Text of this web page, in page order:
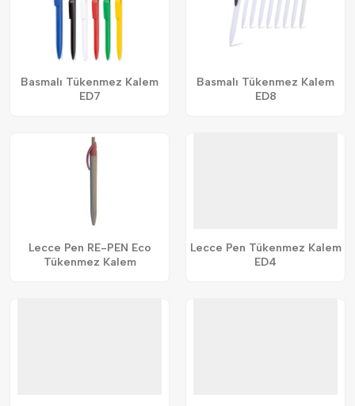
Basmalı Tükenmez Kalem
ED7
Basmalı Tükenmez Kalem
ED8
Lecce Pen RE-PEN Eco
Tükenmez Kalem
Lecce Pen Tükenmez Kalem
ED4